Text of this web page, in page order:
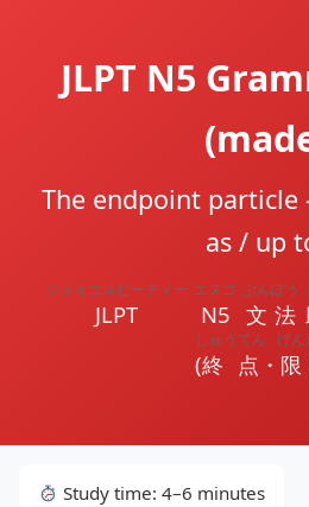
JLPT N5
The endpoint
as / up
JLPT
ジェイエルピーティー
N5
エヌゴ
文法
ぶんぽう
(終点
しゅうてん
・
げん
Study time: 4–6 minutes